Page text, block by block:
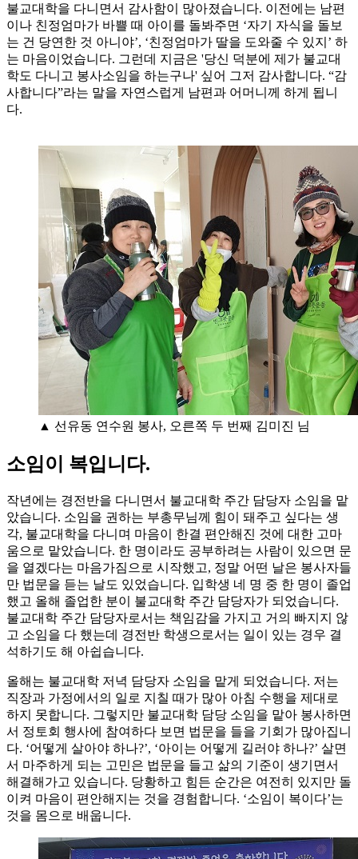
불교대학을 다니면서 감사함이 많아졌습니다. 이전에는 남편
이나 친정엄마가 바쁠 때 아이를 돌봐주면 ‘자기 자식을 돌보
는 건 당연한 것 아니야’, ‘친정엄마가 딸을 도와줄 수 있지’ 하
는 마음이었습니다. 그런데 지금은 '당신 덕분에 제가 불교대
학도 다니고 봉사소임을 하는구나' 싶어 그저 감사합니다. “감
사합니다”라는 말을 자연스럽게 남편과 어머니께 하게 됩니
다.
▲ 선유동 연수원 봉사, 오른쪽 두 번째 김미진 님
소임이 복입니다.
작년에는 경전반을 다니면서 불교대학 주간 담당자 소임을 맡
았습니다. 소임을 권하는 부총무님께 힘이 돼주고 싶다는 생
각, 불교대학을 다니며 마음이 한결 편안해진 것에 대한 고마
움으로 맡았습니다. 한 명이라도 공부하려는 사람이 있으면 문
을 열겠다는 마음가짐으로 시작했고, 정말 어떤 날은 봉사자들
만 법문을 듣는 날도 있었습니다. 입학생 네 명 중 한 명이 졸업
했고 올해 졸업한 분이 불교대학 주간 담당자가 되었습니다.
불교대학 주간 담당자로서는 책임감을 가지고 거의 빠지지 않
고 소임을 다 했는데 경전반 학생으로서는 일이 있는 경우 결
석하기도 해 아쉽습니다.
올해는 불교대학 저녁 담당자 소임을 맡게 되었습니다. 저는
직장과 가정에서의 일로 지칠 때가 많아 아침 수행을 제대로
하지 못합니다. 그렇지만 불교대학 담당 소임을 맡아 봉사하면
서 정토회 행사에 참여하다 보면 법문을 들을 기회가 많아집니
다. ‘어떻게 살아야 하나?’, ‘아이는 어떻게 길러야 하나?’ 살면
서 마주하게 되는 고민은 법문을 들고 삶의 기준이 생기면서
해결해가고 있습니다. 당황하고 힘든 순간은 여전히 있지만 돌
이켜 마음이 편안해지는 것을 경험합니다. ‘소임이 복이다’는
것을 몸으로 배웁니다.